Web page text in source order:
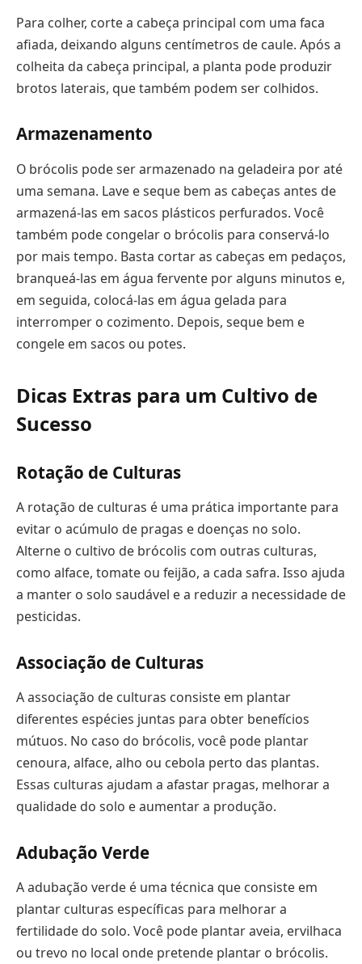
Para colher, corte a cabeça principal com uma faca
afiada, deixando alguns centímetros de caule. Após a
colheita da cabeça principal, a planta pode produzir
brotos laterais, que também podem ser colhidos.
Armazenamento
O brócolis pode ser armazenado na geladeira por até
uma semana. Lave e seque bem as cabeças antes de
armazená-las em sacos plásticos perfurados. Você
também pode congelar o brócolis para conservá-lo
por mais tempo. Basta cortar as cabeças em pedaços,
branqueá-las em água fervente por alguns minutos e,
em seguida, colocá-las em água gelada para
interromper o cozimento. Depois, seque bem e
congele em sacos ou potes.
Dicas Extras para um Cultivo de
Sucesso
Rotação de Culturas
A rotação de culturas é uma prática importante para
evitar o acúmulo de pragas e doenças no solo.
Alterne o cultivo de brócolis com outras culturas,
como alface, tomate ou feijão, a cada safra. Isso ajuda
a manter o solo saudável e a reduzir a necessidade de
pesticidas.
Associação de Culturas
A associação de culturas consiste em plantar
diferentes espécies juntas para obter benefícios
mútuos. No caso do brócolis, você pode plantar
cenoura, alface, alho ou cebola perto das plantas.
Essas culturas ajudam a afastar pragas, melhorar a
qualidade do solo e aumentar a produção.
Adubação Verde
A adubação verde é uma técnica que consiste em
plantar culturas específicas para melhorar a
fertilidade do solo. Você pode plantar aveia, ervilhaca
ou trevo no local onde pretende plantar o brócolis.